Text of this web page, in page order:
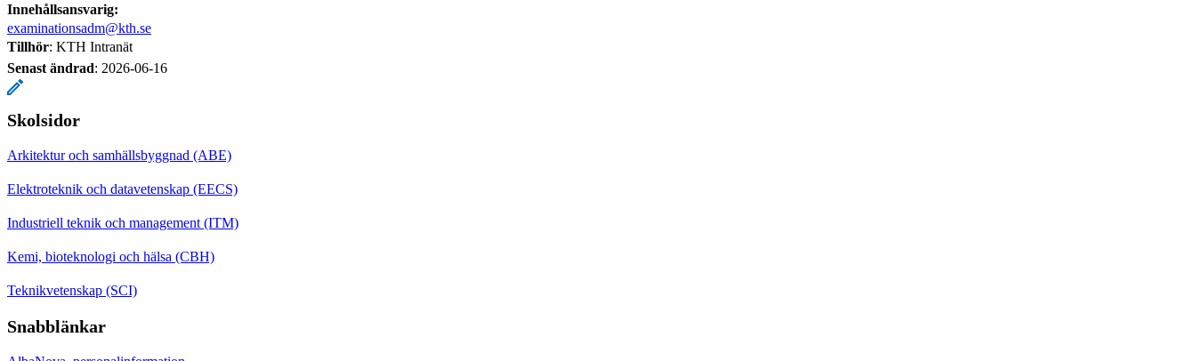
Innehållsansvarig:
examinationsadm@kth.se
Tillhör: KTH Intranät
Senast ändrad: 2026-06-16
Skolsidor
Arkitektur och samhällsbyggnad (ABE)
Elektroteknik och datavetenskap (EECS)
Industriell teknik och management (ITM)
Kemi, bioteknologi och hälsa (CBH)
Teknikvetenskap (SCI)
Snabblänkar